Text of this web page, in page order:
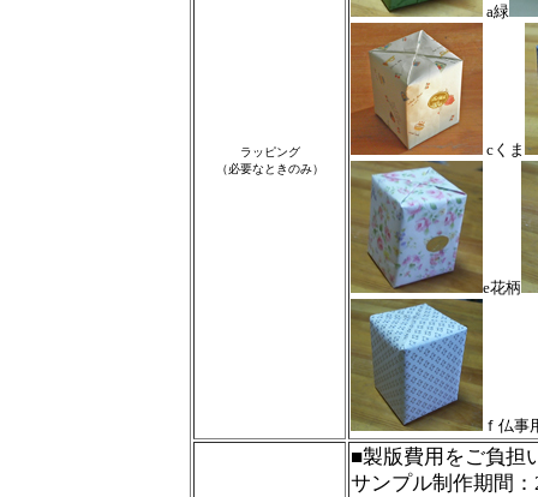
ラッピング
（必要なときのみ）
a緑
cくま
e花柄
ｆ仏事
■製版費用をご負担
サンプル制作期間